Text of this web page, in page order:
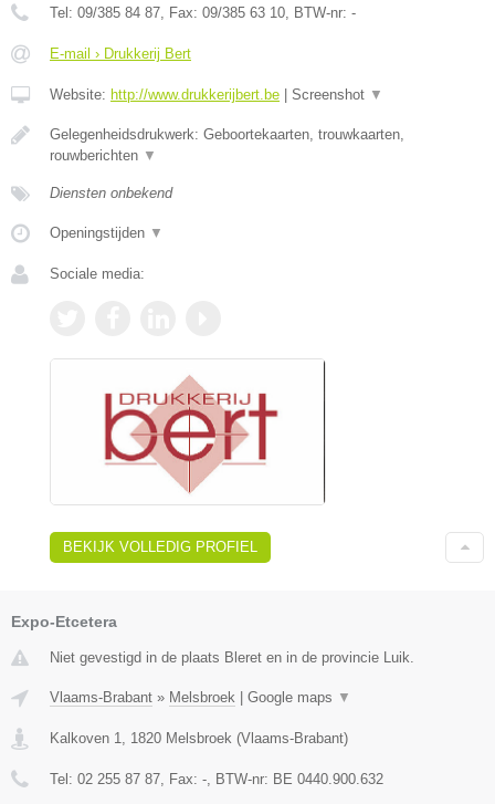
Tel: 09/385 84 87 , Fax: 09/385 63 10 , BTW-nr: -
E-mail › Drukkerij Bert
Website: http://www.drukkerijbert.be | Screenshot ▼
Gelegenheidsdrukwerk: Geboortekaarten, trouwkaarten,
rouwberichten ▼
Diensten onbekend
Openingstijden ▼
Sociale media:
BEKIJK VOLLEDIG PROFIEL
Expo-Etcetera
Niet gevestigd in de plaats Bleret en in de provincie Luik.
Vlaams-Brabant » Melsbroek | Google maps ▼
Kalkoven 1 1820 Melsbroek (Vlaams-Brabant)
Tel: 02 255 87 87 , Fax: - , BTW-nr: BE 0440.900.632